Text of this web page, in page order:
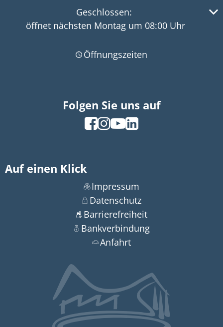
Klicken, um weitere Öffnungs- oder Schließzeiten
Geschlossen:
öffnet nächsten Montag um 08:00 Uhr
Öffnungszeiten
Folgen Sie uns auf
Auf einen Klick
Impressum
Datenschutz
Barrierefreiheit
Bankverbindung
Anfahrt